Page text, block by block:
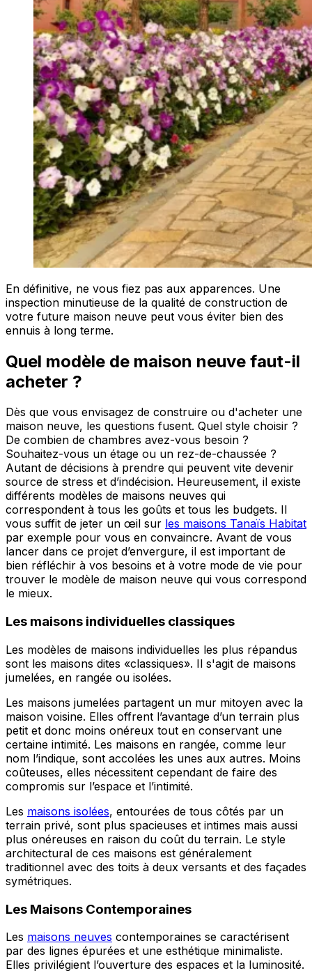
En définitive, ne vous fiez pas aux apparences. Une
inspection minutieuse de la qualité de construction de
votre future maison neuve peut vous éviter bien des
ennuis à long terme.
Quel modèle de maison neuve faut-il
acheter ?
Dès que vous envisagez de construire ou d'acheter une
maison neuve, les questions fusent. Quel style choisir ?
De combien de chambres avez-vous besoin ?
Souhaitez-vous un étage ou un rez-de-chaussée ?
Autant de décisions à prendre qui peuvent vite devenir
source de stress et d’indécision. Heureusement, il existe
différents modèles de maisons neuves qui
correspondent à tous les goûts et tous les budgets. Il
vous suffit de jeter un œil sur les maisons Tanaïs Habitat
par exemple pour vous en convaincre. Avant de vous
lancer dans ce projet d’envergure, il est important de
bien réfléchir à vos besoins et à votre mode de vie pour
trouver le modèle de maison neuve qui vous correspond
le mieux.
Les maisons individuelles classiques
Les modèles de maisons individuelles les plus répandus
sont les maisons dites «classiques». Il s'agit de maisons
jumelées, en rangée ou isolées.
Les maisons jumelées partagent un mur mitoyen avec la
maison voisine. Elles offrent l’avantage d’un terrain plus
petit et donc moins onéreux tout en conservant une
certaine intimité. Les maisons en rangée, comme leur
nom l’indique, sont accolées les unes aux autres. Moins
coûteuses, elles nécessitent cependant de faire des
compromis sur l’espace et l’intimité.
Les maisons isolées, entourées de tous côtés par un
terrain privé, sont plus spacieuses et intimes mais aussi
plus onéreuses en raison du coût du terrain. Le style
architectural de ces maisons est généralement
traditionnel avec des toits à deux versants et des façades
symétriques.
Les Maisons Contemporaines
Les maisons neuves contemporaines se caractérisent
par des lignes épurées et une esthétique minimaliste.
Elles privilégient l’ouverture des espaces et la luminosité.